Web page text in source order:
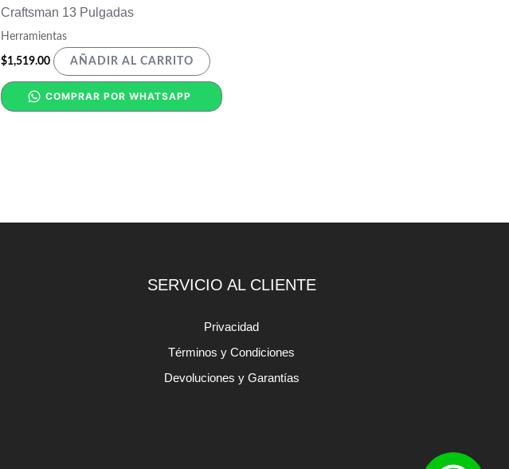
Craftsman 13 Pulgadas
Herramientas
$1,519.00 AÑADIR AL CARRITO
COMPRAR POR WHATSAPP
SERVICIO AL CLIENTE
Privacidad
Términos y Condiciones
Devoluciones y Garantías